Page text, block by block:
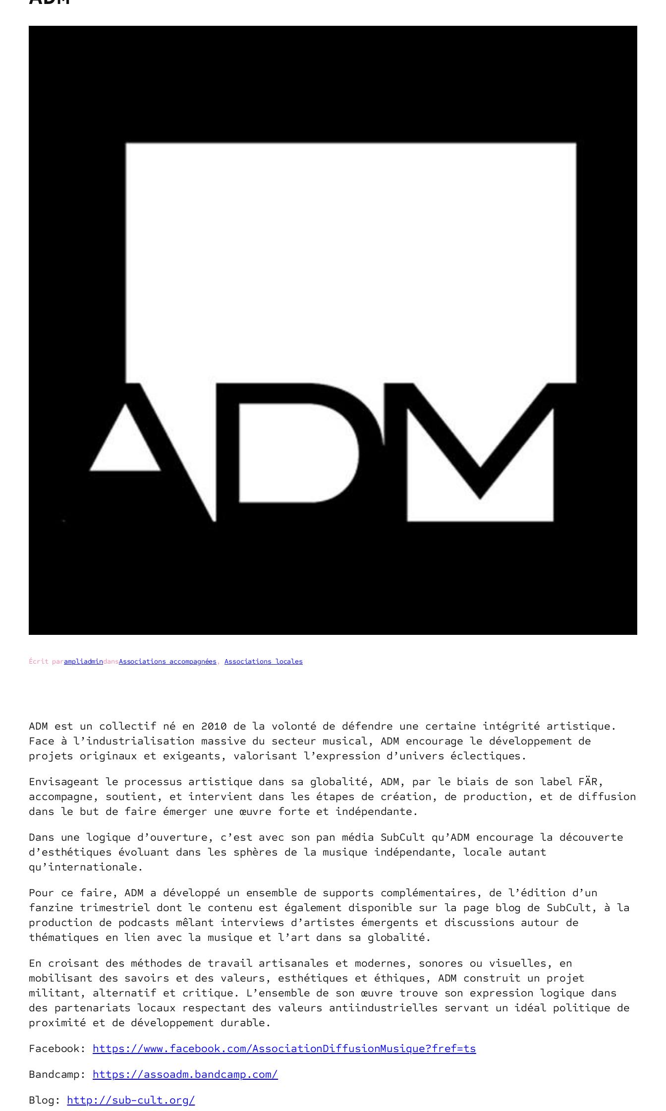
Écrit parampliadmindansAssociations accompagnées , Associations locales
ADM est un collectif né en 2010 de la volonté de défendre une certaine intégrité artistique.
Face à l’industrialisation massive du secteur musical, ADM encourage le développement de
projets originaux et exigeants, valorisant l’expression d’univers éclectiques.
Envisageant le processus artistique dans sa globalité, ADM, par le biais de son label FÄR,
accompagne, soutient, et intervient dans les étapes de création, de production, et de diffusion
dans le but de faire émerger une œuvre forte et indépendante.
Dans une logique d’ouverture, c’est avec son pan média SubCult qu’ADM encourage la découverte
d’esthétiques évoluant dans les sphères de la musique indépendante, locale autant
qu’internationale.
Pour ce faire, ADM a développé un ensemble de supports complémentaires, de l’édition d’un
fanzine trimestriel dont le contenu est également disponible sur la page blog de SubCult, à la
production de podcasts mêlant interviews d’artistes émergents et discussions autour de
thématiques en lien avec la musique et l’art dans sa globalité.
En croisant des méthodes de travail artisanales et modernes, sonores ou visuelles, en
mobilisant des savoirs et des valeurs, esthétiques et éthiques, ADM construit un projet
militant, alternatif et critique. L’ensemble de son œuvre trouve son expression logique dans
des partenariats locaux respectant des valeurs anti­industrielles servant un idéal politique de
proximité et de développement durable.
Facebook: https://www.facebook.com/AssociationDiffusionMusique?fref=ts
Bandcamp: https://assoadm.bandcamp.com/
Blog: http://sub­-cult.org/